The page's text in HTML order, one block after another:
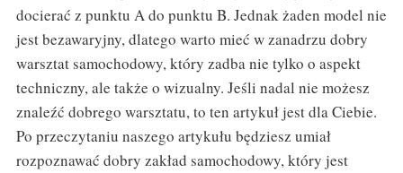
docierać z punktu A do punktu B. Jednak żaden model nie
jest bezawaryjny, dlatego warto mieć w zanadrzu dobry
warsztat samochodowy, który zadba nie tylko o aspekt
techniczny, ale także o wizualny. Jeśli nadal nie możesz
znaleźć dobrego warsztatu, to ten artykuł jest dla Ciebie.
Po przeczytaniu naszego artykułu będziesz umiał
rozpoznawać dobry zakład samochodowy, który jest